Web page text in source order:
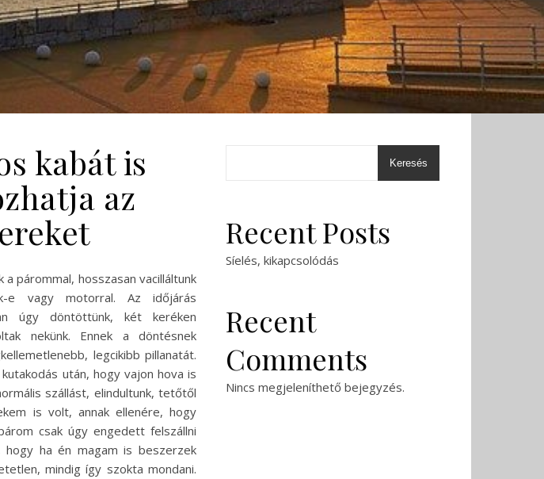
kabát is
az
párommal, hosszasan vacilláltunk
e vagy motorral. Az időjárás
úgy döntöttünk, két keréken
nekünk. Ennek a döntésnek
legcikibb pillanatát.
után, hogy vajon hova is
szállást, elindultunk, tetőtől
is volt, annak ellenére, hogy
csak úgy engedett felszállni
hogy ha én magam is beszerzek
mindig így szokta mondani.
Keresés
Recent Posts
Síelés, kikapcsolódás
Recent
Comments
Nincs megjeleníthető bejegyzés.